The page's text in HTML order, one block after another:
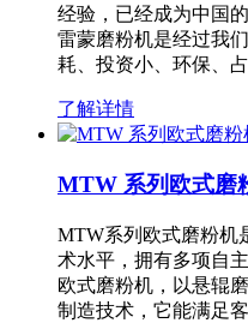
经验，已经成为中国
雷蒙磨粉机是经过我
耗、投资小、环保、
了解详情
MTW 系列欧式磨
MTW系列欧式磨粉机
术水平，拥有多项自
欧式磨粉机，以悬辊
制造技术，它能满足